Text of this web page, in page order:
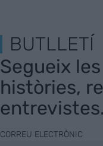
BUTLLETÍ
Segueix
històries,
entrevistes.
CORREU ELECTRÒNIC